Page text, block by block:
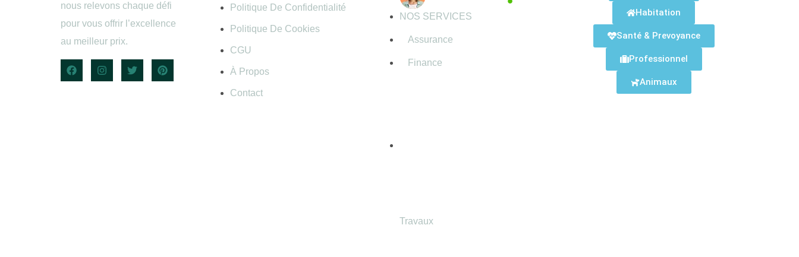
nous relevons chaque défi
pour vous offrir l’excellence
au meilleur prix.
Politique De Confidentialité
Politique De Cookies
CGU
À Propos
Contact
NOS SERVICES
Assurance
Finance
Travaux
Habitation
Santé & Prevoyance
Professionnel
Animaux